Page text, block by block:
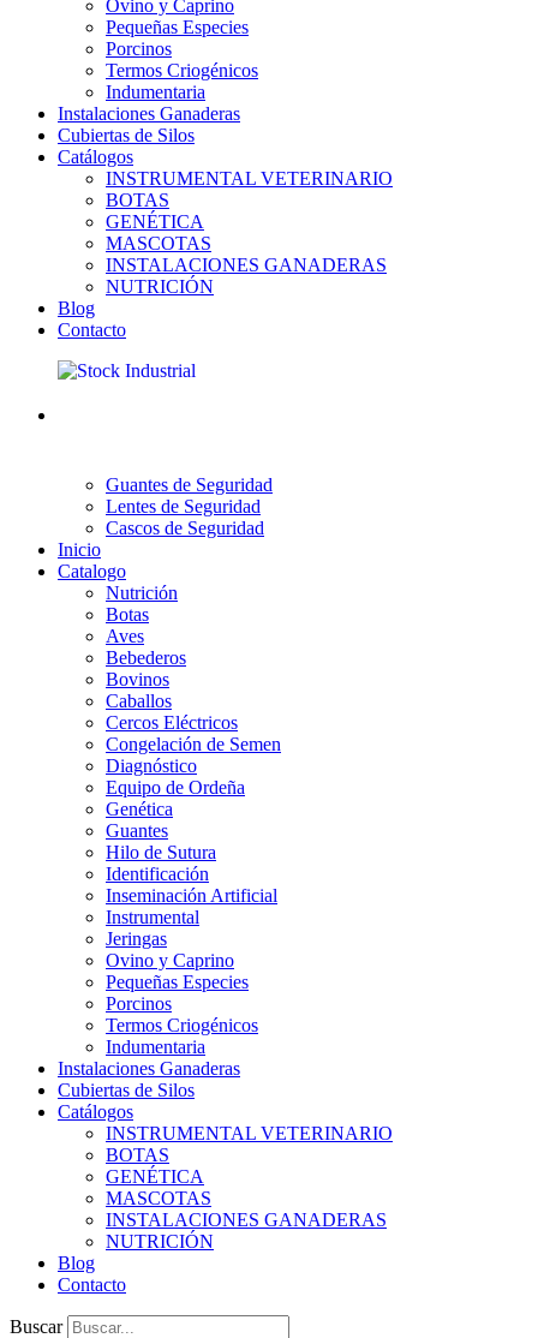
Ovino y Caprino
Pequeñas Especies
Porcinos
Termos Criogénicos
Indumentaria
Instalaciones Ganaderas
Cubiertas de Silos
Catálogos
INSTRUMENTAL VETERINARIO
BOTAS
GENÉTICA
MASCOTAS
INSTALACIONES GANADERAS
NUTRICIÓN
Blog
Contacto
Guantes de Seguridad
Lentes de Seguridad
Cascos de Seguridad
Inicio
Catalogo
Nutrición
Botas
Aves
Bebederos
Bovinos
Caballos
Cercos Eléctricos
Congelación de Semen
Diagnóstico
Equipo de Ordeña
Genética
Guantes
Hilo de Sutura
Identificación
Inseminación Artificial
Instrumental
Jeringas
Ovino y Caprino
Pequeñas Especies
Porcinos
Termos Criogénicos
Indumentaria
Instalaciones Ganaderas
Cubiertas de Silos
Catálogos
INSTRUMENTAL VETERINARIO
BOTAS
GENÉTICA
MASCOTAS
INSTALACIONES GANADERAS
NUTRICIÓN
Blog
Contacto
Buscar